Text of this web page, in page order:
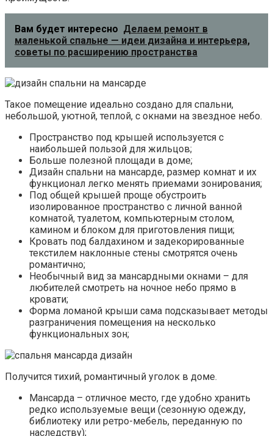
Вам будет интересно Делаем ремонт в
маленькой спальне — идеи дизайна и интерьера,
советы по расширению пространства
Такое помещение идеально создано для спальни,
небольшой, уютной, теплой, с окнами на звездное небо.
Пространство под крышей используется с
наибольшей пользой для жильцов;
Больше полезной площади в доме;
Дизайн спальни на мансарде, размер комнат и их
функционал легко менять приемами зонирования;
Под общей крышей проще обустроить
изолированное пространство с личной ванной
комнатой, туалетом, компьютерным столом,
камином и блоком для приготовления пищи;
Кровать под балдахином и задекорированные
текстилем наклонные стены смотрятся очень
романтично;
Необычный вид за мансардными окнами – для
любителей смотреть на ночное небо прямо в
кровати;
Форма ломаной крыши сама подсказывает методы
разграничения помещения на несколько
функциональных зон;
Получится тихий, романтичный уголок в доме.
Мансарда – отличное место, где удобно хранить
редко используемые вещи (сезонную одежду,
библиотеку или ретро-мебель, переданную по
наследству);